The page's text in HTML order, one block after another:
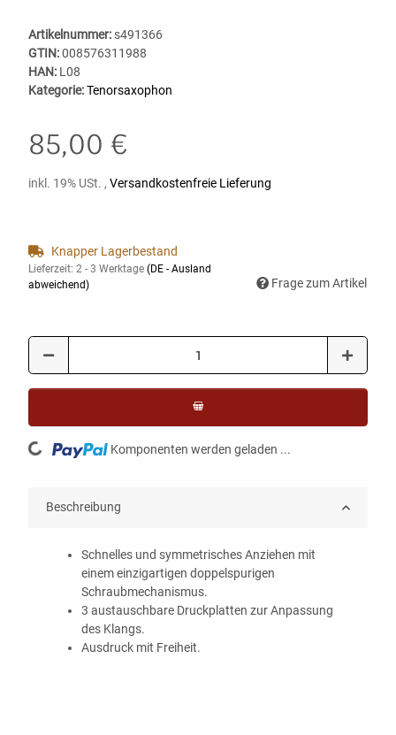
Artikelnummer: s491366
GTIN:008576311988
HAN: L08
Kategorie:Tenorsaxophon
85,00 €
inkl. 19% USt. , Versandkostenfreie Lieferung
Knapper Lagerbestand
Lieferzeit: 2 - 3 Werktage (DE - Ausland
abweichend)
Frage zum Artikel
Loading... Komponenten werden geladen ...
Beschreibung
Schnelles und symmetrisches Anziehen mit
einem einzigartigen doppelspurigen
Schraubmechanismus.
3 austauschbare Druckplatten zur Anpassung
des Klangs.
Ausdruck mit Freiheit.